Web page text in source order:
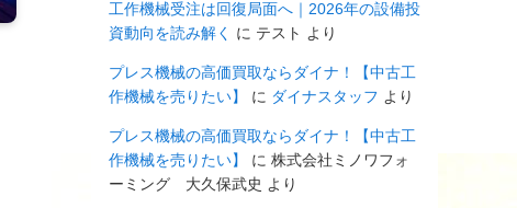
工作機械受注は回復局面へ｜2026年の設備投
資動向を読み解く
に テスト より
プレス機械の高価買取ならダイナ！【中古工
作機械を売りたい】
に ダイナスタッフ より
プレス機械の高価買取ならダイナ！【中古工
作機械を売りたい】
に 株式会社ミノワフォ
ーミング 大久保武史 より